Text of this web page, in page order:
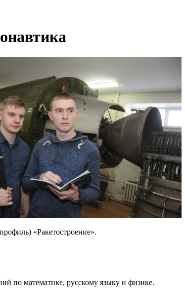
«Ракетостроение».
по математике, русскому языку и физике.